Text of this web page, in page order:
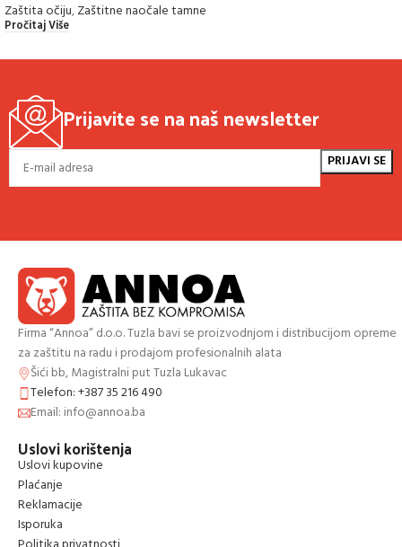
Zaštita očiju,Zaštitne naočale tamne
Pročitaj Više
Prijavite se na naš newsletter
Firma “Annoa” d.o.o. Tuzla bavi se proizvodnjom i distribucijom opreme
za zaštitu na radu i prodajom profesionalnih alata
Šići bb, Magistralni put Tuzla Lukavac
Telefon: +387 35 216 490
Email: info@annoa.ba
Uslovi korištenja
Uslovi kupovine
Plaćanje
Reklamacije
Isporuka